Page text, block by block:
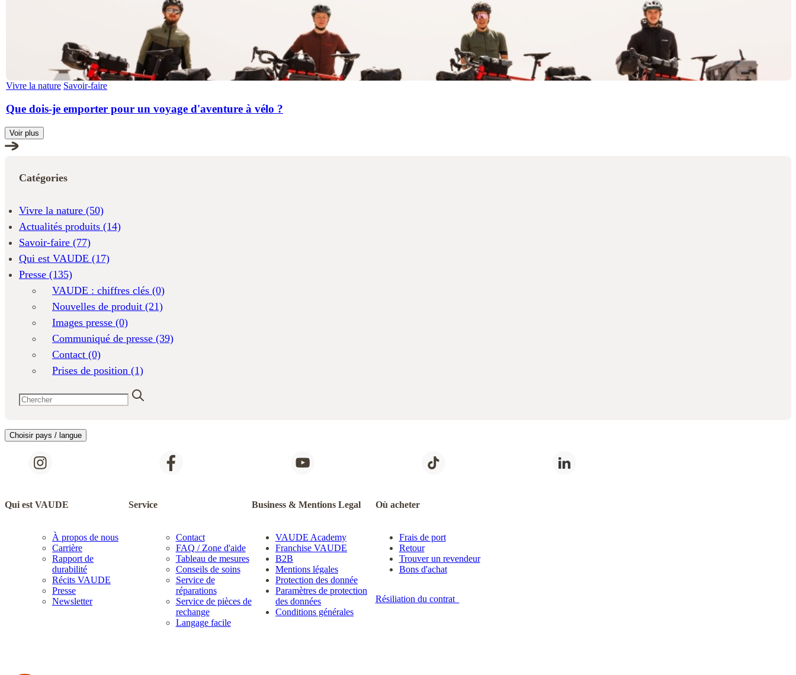
Vivre la nature Savoir-faire
Que dois-je emporter pour un voyage d'aventure à vélo ?
Voir plus
Catégories
Vivre la nature (50)
Actualités produits (14)
Savoir-faire (77)
Qui est VAUDE (17)
Presse (135)
VAUDE : chiffres clés (0)
Nouvelles de produit (21)
Images presse (0)
Communiqué de presse (39)
Contact (0)
Prises de position (1)
Choisir pays / langue
Qui est VAUDE
À propos de nous
Carrière
Rapport de
durabilité
Récits VAUDE
Presse
Newsletter
Service
Contact
FAQ / Zone d'aide
Tableau de mesures
Conseils de soins
Service de
réparations
Service de pièces de
rechange
Langage facile
Business & Mentions Legal
VAUDE Academy
Franchise VAUDE
B2B
Mentions légales
Protection des donnée
Paramètres de protection
des données
Conditions générales
Où acheter
Frais de port
Retour
Trouver un revendeur
Bons d'achat
Résiliation du contrat